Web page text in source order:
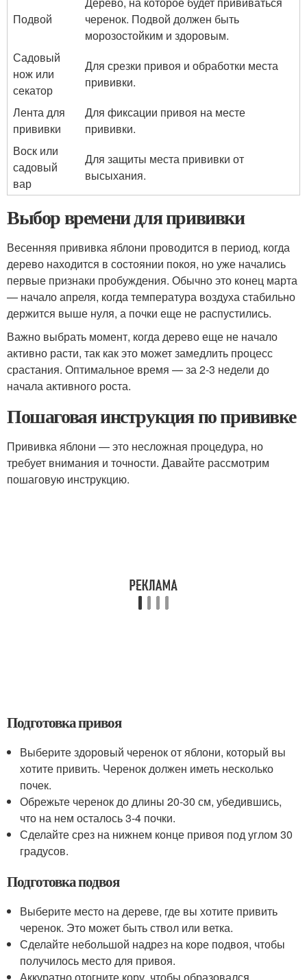
Подвой
черенок. Подвой должен быть
морозостойким и здоровым.
Садовый
нож или
секатор
Для срезки привоя и обработки места
прививки.
Лента для
прививки
Для фиксации привоя на месте
прививки.
Воск или
садовый
вар
Для защиты места прививки от
высыхания.
Выбор времени для прививки
Весенняя прививка яблони проводится в период, когда
дерево находится в состоянии покоя, но уже начались
первые признаки пробуждения. Обычно это конец марта
— начало апреля, когда температура воздуха стабильно
держится выше нуля, а почки еще не распустились.
Важно выбрать момент, когда дерево еще не начало
активно расти, так как это может замедлить процесс
срастания. Оптимальное время — за 2-3 недели до
начала активного роста.
Пошаговая инструкция по прививке
Прививка яблони — это несложная процедура, но
требует внимания и точности. Давайте рассмотрим
пошаговую инструкцию.
Подготовка привоя
Выберите здоровый черенок от яблони, который вы
хотите привить. Черенок должен иметь несколько
почек.
Обрежьте черенок до длины 20-30 см, убедившись,
что на нем осталось 3-4 почки.
Сделайте срез на нижнем конце привоя под углом 30
градусов.
Подготовка подвоя
Выберите место на дереве, где вы хотите привить
черенок. Это может быть ствол или ветка.
Сделайте небольшой надрез на коре подвоя, чтобы
получилось место для привоя.